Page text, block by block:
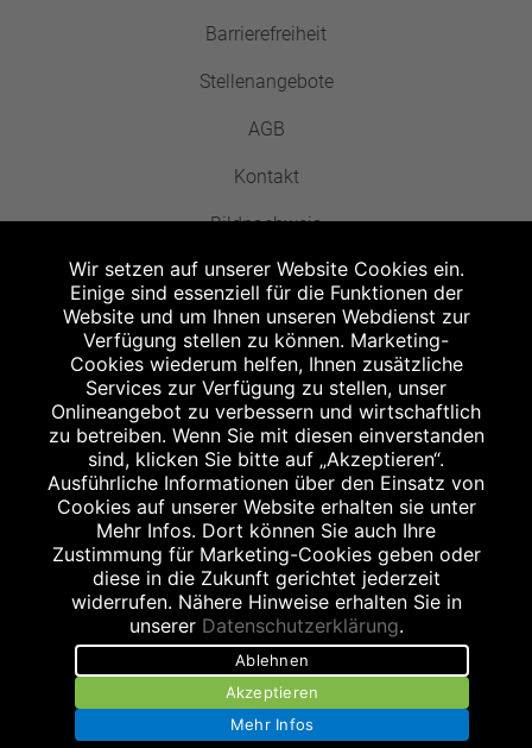
Barrierefreiheit
Stellenangebote
AGB
Kontakt
Bildnachweis
Abgabe in haushaltsüblichen Mengen, solange der Vorrat reicht. Für Druck-
und Satzfehler keine Haftung.
Zu Risiken und Nebenwirkungen lesen Sie die Packungsbeilage und fragen
Sie Ihren Arzt oder Apotheker.
Angabe nach der deutschen Arzneimitteltaxe Apothekenerstattungspreis
(AEP). Der AEP ist keine unverbindliche Preisempfehlung der Hersteller. Der
AEP ist ein von den Apotheken in Ansatz gebrachter Preis für rezeptfreie
Arzneimittel. Er entspricht in der Höhe dem für Apotheken verbindlichen
Abgabepreis, zu dem eine Apotheke in bestimmten Fällen (z.B. bei Kindern
unter 12 Jahren) das Produkt mit der gesetzlichen Krankenversicherung
abrechnet. Der AEP ist der allgemeine Erstattungspreis im Falle einer
Kostenübernahme durch die gesetzlichen Krankenkassen, vor Abzug eines
Zwangsrabattes (zur Zeit 5%) nach §130 Abs. 1 SGB V.
Unverbindliche Preisempfehlung des Herstellers (UVP).
powered by apovena.de
Wir setzen auf unserer Website Cookies ein.
Einige sind essenziell für die Funktionen der
Website und um Ihnen unseren Webdienst zur
Verfügung stellen zu können. Marketing-
Cookies wiederum helfen, Ihnen zusätzliche
Services zur Verfügung zu stellen, unser
Onlineangebot zu verbessern und wirtschaftlich
zu betreiben. Wenn Sie mit diesen einverstanden
sind, klicken Sie bitte auf „Akzeptieren“.
Ausführliche Informationen über den Einsatz von
Cookies auf unserer Website erhalten sie unter
Mehr Infos. Dort können Sie auch Ihre
Zustimmung für Marketing-Cookies geben oder
diese in die Zukunft gerichtet jederzeit
widerrufen. Nähere Hinweise erhalten Sie in
unserer Datenschutzerklärung.
Ablehnen
Akzeptieren
Mehr Infos